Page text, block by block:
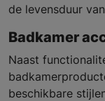
de levensduur
Badkamer
Naast
beschikbare